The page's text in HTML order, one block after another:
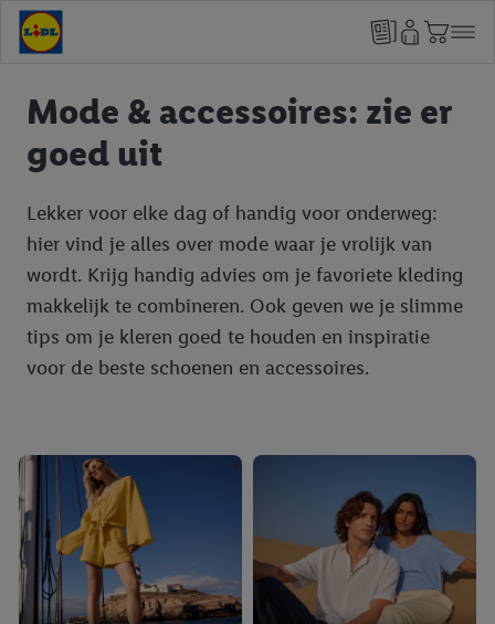
Mode & accessoires: zie er
goed uit
Lekker voor elke dag of handig voor onderweg:
hier vind je alles over mode waar je vrolijk van
wordt. Krijg handig advies om je favoriete kleding
makkelijk te combineren. Ook geven we je slimme
tips om je kleren goed te houden en inspiratie
voor de beste schoenen en accessoires.